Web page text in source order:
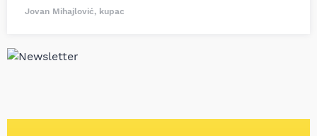
Jovan Mihajlović, kupac